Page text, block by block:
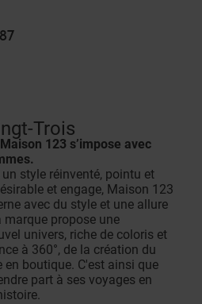
Trois
123 s’impose avec
style réinventé, pointu et
et engage, Maison 123
avec du style et une allure
marque propose une
univers, riche de coloris et
à 360°, de la création du
en boutique. C'est ainsi que
part à ses voyages en